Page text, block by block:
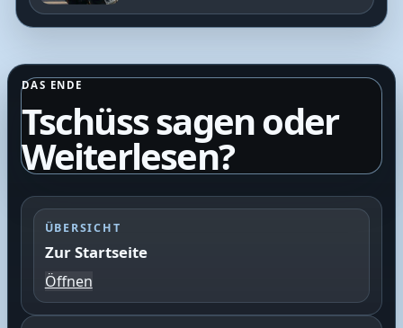
DAS ENDE
Tschüss sagen oder
Weiterlesen?
ÜBERSICHT
Zur Startseite
Öffnen